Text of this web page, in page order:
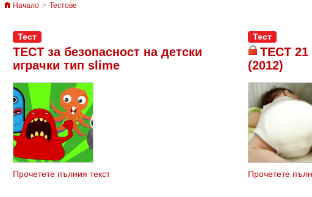
Начало > Тестове
Тест
ТЕСТ за безопасност на детски
играчки тип slime
Прочетете пълния текст
Тест
ТЕСТ 21
(2012)
преизпиране?
Прочетете